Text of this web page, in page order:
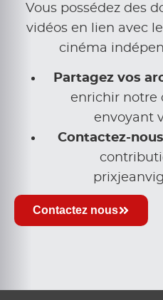
Vous possédez des
vidéos en lien avec
cinéma
Partagez vos
enrichir notre
envoyant
Contactez-nous
Contactez nous